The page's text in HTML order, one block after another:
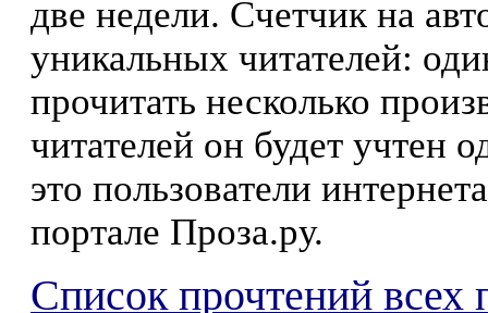
две недели. Счетчик на
уникальных читателей:
прочитать несколько
читателей он будет учтен
это пользователи
портале Проза.ру.
Список прочтений всех